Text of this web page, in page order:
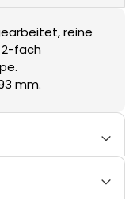
reine
fach
mm.